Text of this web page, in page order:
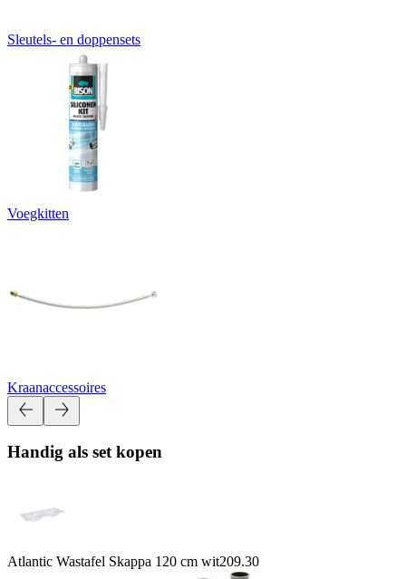
Sleutels- en doppensets
Voegkitten
Kraanaccessoires
Handig als set kopen
Atlantic Wastafel Skappa 120 cm wit209.30